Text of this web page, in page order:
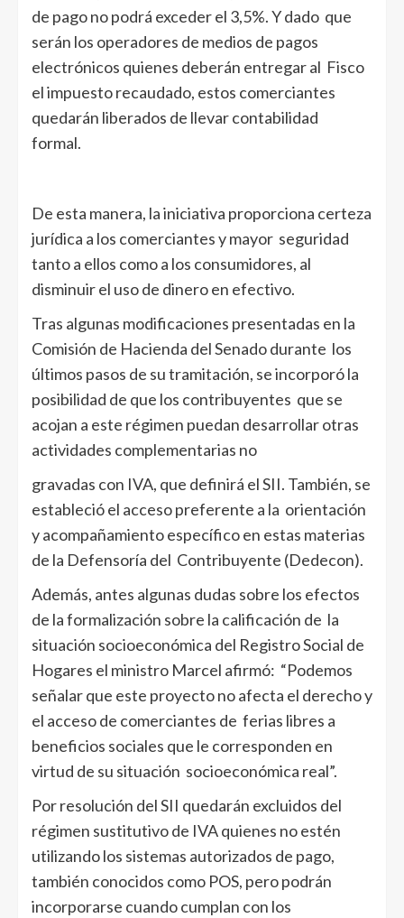
de pago no podrá exceder el 3,5%. Y dado que
serán los operadores de medios de pagos
electrónicos quienes deberán entregar al Fisco
el impuesto recaudado, estos comerciantes
quedarán liberados de llevar contabilidad
formal.
De esta manera, la iniciativa proporciona certeza
jurídica a los comerciantes y mayor seguridad
tanto a ellos como a los consumidores, al
disminuir el uso de dinero en efectivo.
Tras algunas modificaciones presentadas en la
Comisión de Hacienda del Senado durante los
últimos pasos de su tramitación, se incorporó la
posibilidad de que los contribuyentes que se
acojan a este régimen puedan desarrollar otras
actividades complementarias no
gravadas con IVA, que definirá el SII. También, se
estableció el acceso preferente a la orientación
y acompañamiento específico en estas materias
de la Defensoría del Contribuyente (Dedecon).
Además, antes algunas dudas sobre los efectos
de la formalización sobre la calificación de la
situación socioeconómica del Registro Social de
Hogares el ministro Marcel afirmó: “Podemos
señalar que este proyecto no afecta el derecho y
el acceso de comerciantes de ferias libres a
beneficios sociales que le corresponden en
virtud de su situación socioeconómica real”.
Por resolución del SII quedarán excluidos del
régimen sustitutivo de IVA quienes no estén
utilizando los sistemas autorizados de pago,
también conocidos como POS, pero podrán
incorporarse cuando cumplan con los